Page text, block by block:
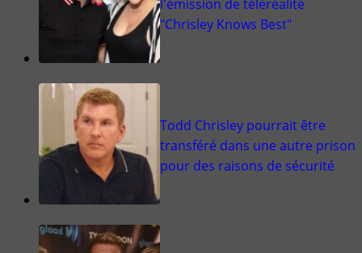
l'émission de téléréalité
"Chrisley Knows Best"
Todd Chrisley pourrait être
transféré dans une autre prison
pour des raisons de sécurité